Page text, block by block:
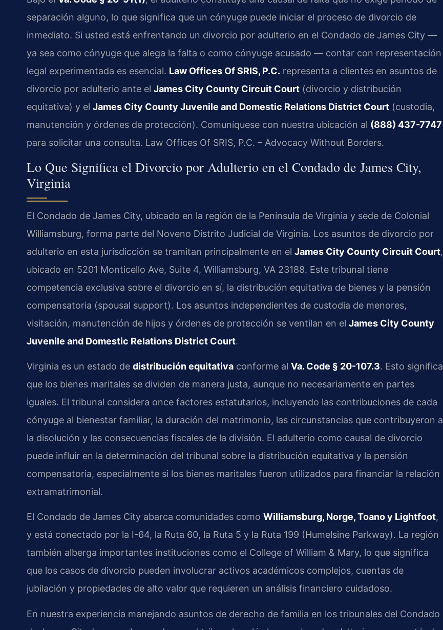
separación alguno, lo que significa que un cónyuge puede iniciar el proceso de divorcio de
inmediato. Si usted está enfrentando un divorcio por adulterio en el Condado de James City —
ya sea como cónyuge que alega la falta o como cónyuge acusado — contar con representación
legal experimentada es esencial. Law Offices Of SRIS, P.C. representa a clientes en asuntos de
divorcio por adulterio ante el James City County Circuit Court (divorcio y distribución
equitativa) y el James City County Juvenile and Domestic Relations District Court (custodia,
manutención y órdenes de protección). Comuníquese con nuestra ubicación al (888) 437-7747
para solicitar una consulta. Law Offices Of SRIS, P.C. – Advocacy Without Borders.
Lo Que Significa el Divorcio por Adulterio en el Condado de James City,
Virginia
El Condado de James City, ubicado en la región de la Península de Virginia y sede de Colonial
Williamsburg, forma parte del Noveno Distrito Judicial de Virginia. Los asuntos de divorcio por
adulterio en esta jurisdicción se tramitan principalmente en el James City County Circuit Court,
ubicado en 5201 Monticello Ave, Suite 4, Williamsburg, VA 23188. Este tribunal tiene
competencia exclusiva sobre el divorcio en sí, la distribución equitativa de bienes y la pensión
compensatoria (spousal support). Los asuntos independientes de custodia de menores,
visitación, manutención de hijos y órdenes de protección se ventilan en el James City County
Juvenile and Domestic Relations District Court.
Virginia es un estado de distribución equitativa conforme al Va. Code § 20-107.3. Esto significa
que los bienes maritales se dividen de manera justa, aunque no necesariamente en partes
iguales. El tribunal considera once factores estatutarios, incluyendo las contribuciones de cada
cónyuge al bienestar familiar, la duración del matrimonio, las circunstancias que contribuyeron a
la disolución y las consecuencias fiscales de la división. El adulterio como causal de divorcio
puede influir en la determinación del tribunal sobre la distribución equitativa y la pensión
compensatoria, especialmente si los bienes maritales fueron utilizados para financiar la relación
extramatrimonial.
El Condado de James City abarca comunidades como Williamsburg, Norge, Toano y Lightfoot,
y está conectado por la I-64, la Ruta 60, la Ruta 5 y la Ruta 199 (Humelsine Parkway). La región
también alberga importantes instituciones como el College of William & Mary, lo que significa
que los casos de divorcio pueden involucrar activos académicos complejos, cuentas de
jubilación y propiedades de alto valor que requieren un análisis financiero cuidadoso.
En nuestra experiencia manejando asuntos de derecho de familia en los tribunales del Condado